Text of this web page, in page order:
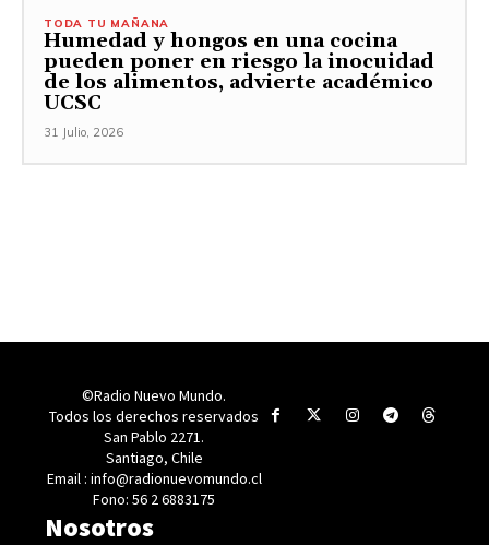
TODA TU MAÑANA
Humedad y hongos en una cocina
pueden poner en riesgo la inocuidad
de los alimentos, advierte académico
UCSC
31 Julio, 2026
©Radio Nuevo Mundo.
Todos los derechos reservados
San Pablo 2271.
Santiago, Chile
Email : info@radionuevomundo.cl
Fono: 56 2 6883175
Nosotros